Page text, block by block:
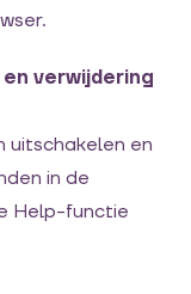
verwijdering
en
in de
Help-functie